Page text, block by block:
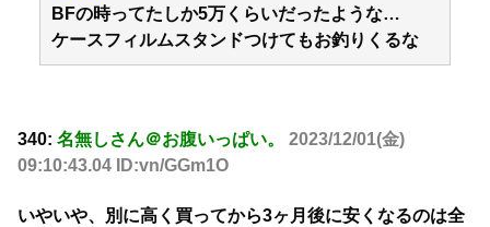
BFの時ってたしか5万くらいだったような…
ケースフィルムスタンドつけてもお釣りくるな
340: 名無しさん＠お腹いっぱい。
2023/12/01(金)
09:10:43.04 ID:vn/GGm1O
いやいや、別に高く買ってから3ヶ月後に安くなるのは全